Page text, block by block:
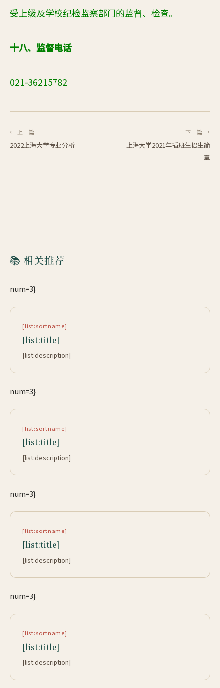
受上级及学校纪检监察部门的监督、检查。
十八、监督电话
021-36215782
← 上一篇
2022上海大学专业分析
下一篇 →
上海大学2021年插班生招生简
章
📚 相关推荐
num=3}
[list:sortname]
[list:title]
[list:description]
num=3}
[list:sortname]
[list:title]
[list:description]
num=3}
[list:sortname]
[list:title]
[list:description]
num=3}
[list:sortname]
[list:title]
[list:description]